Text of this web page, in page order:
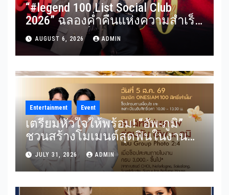
“#legend 100 List Social Club
2026” ฉลองค่ำคืนแห่งความสำเร็จ
รวมผู้นำองค์กร นักธุรกิจ ศิลปิน
นักแสดง และอินฟลูเอนเซอร์ชื่อดัง
ร่วมงานคับคั่ง
AUGUST 6, 2026 ADMIN
Entertainment Event
เตรียมหัวใจให้พร้อม! “อัพ-ภูมิ”
ชวนสร้างโมเมนต์สุดฟินในงาน
“THE SCENT OF SIAM” ลุ้น Group
Shot แบบใกล้ชิด 5 สิงหาคมนี้
JULY 31, 2026 ADMIN